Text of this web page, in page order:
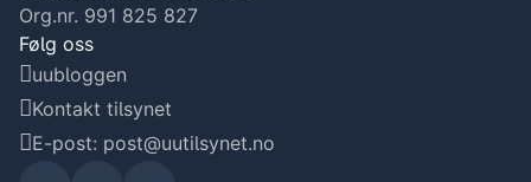
Org.nr. 991 825 827
Følg oss
uubloggen
Kontakt tilsynet
E-post: post@uutilsynet.no